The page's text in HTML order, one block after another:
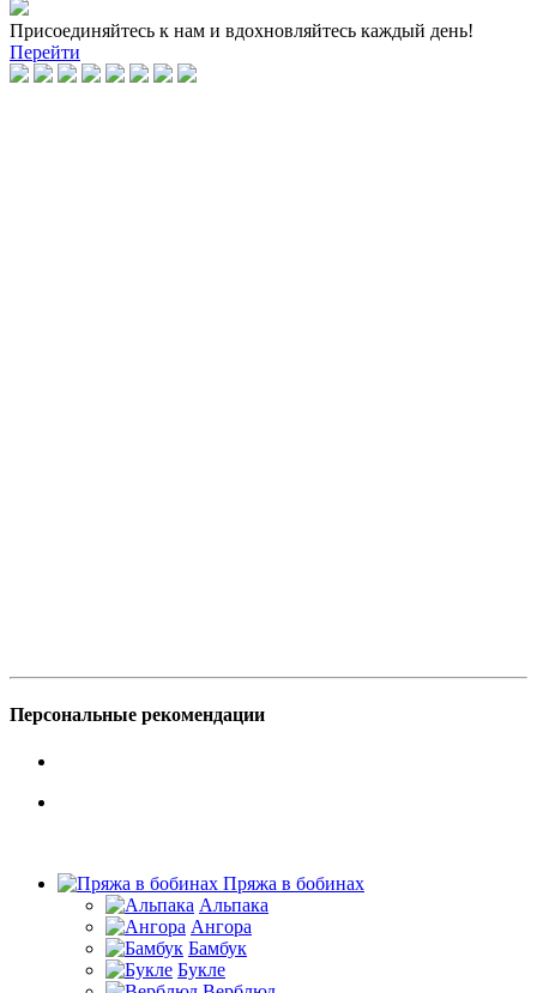
Присоединяйтесь к нам и вдохновляйтесь каждый день!
Перейти
Персональные рекомендации
Пряжа в бобинах
Альпака
Ангора
Бамбук
Букле